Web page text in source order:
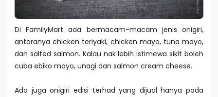
Di FamilyMart ada bermacam-macam jenis onigiri,
antaranya chicken teriyaki, chicken mayo, tuna mayo,
dan salted salmon. Kalau nak lebih istimewa sikit boleh
cuba ebiko mayo, unagi dan salmon cream cheese.
Ada juga onigiri edisi terhad yang dijual hanya pada